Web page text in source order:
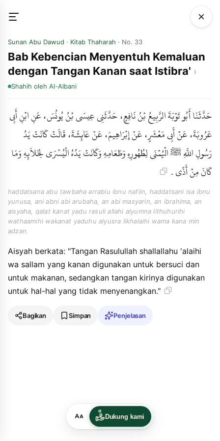
Sunan Abu Dawud · Kitab Thaharah · No. 33
Bab Kebencian Menyentuh Kemaluan
dengan Tangan Kanan saat Istibra'
Shahih oleh Al-Albani
حَدَّثَنَا أَبُو تَوْبَةَ الرَّبِيعُ بْنُ نَافِعٍ، حَدَّثَنِي عِيسَى بْنُ يُونُسَ، عَنِ ابْنِ أَبِي
عَرُوبَةَ، عَنْ أَبِي مَعْشَرٍ، عَنْ إِبْرَاهِيمَ، عَنْ عَائِشَةَ، قَالَتْ كَانَتْ يَدُ
رَسُولِ اللَّهِ ﷺ الْيُمْنَى لِطُهُورِهِ وَطَعَامِهِ وَكَانَتْ يَدُهُ الْيُسْرَى لِخَلاَئِهِ وَمَا
كَانَ مِنْ أَذًى .
haddatsana abu tawbaha arrabiu ibnu nafiin, haddatsani isa ibnu
yunusa, ani abni abi arubaha, an abi masyarin, an ibrahima, an
aisyaha, qalat kanat yadu rasuli allahi alyumna lithuhurihi
wathaamihi wakanat yaduhu alyusra likhalaihi wama kana min
adzan.
Aisyah berkata: "Tangan Rasulullah shallallahu 'alaihi
wa sallam yang kanan digunakan untuk bersuci dan
untuk makanan, sedangkan tangan kirinya digunakan
untuk hal-hal yang tidak menyenangkan."
Bagikan Simpan Penjelasan
Dukung kami